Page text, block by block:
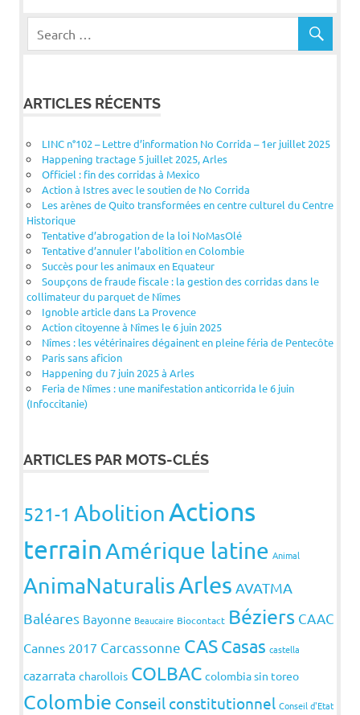
ARTICLES RÉCENTS
LINC n°102 – Lettre d’information No Corrida – 1er juillet 2025
Happening tractage 5 juillet 2025, Arles
Officiel : fin des corridas à Mexico
Action à Istres avec le soutien de No Corrida
Les arènes de Quito transformées en centre culturel du Centre
Historique
Tentative d’abrogation de la loi NoMasOlé
Tentative d’annuler l’abolition en Colombie
Succès pour les animaux en Equateur
Soupçons de fraude fiscale : la gestion des corridas dans le
collimateur du parquet de Nîmes
Ignoble article dans La Provence
Action citoyenne à Nîmes le 6 juin 2025
Nîmes : les vétérinaires dégainent en pleine féria de Pentecôte
Paris sans aficion
Happening du 7 juin 2025 à Arles
Feria de Nîmes : une manifestation anticorrida le 6 juin
(Infoccitanie)
ARTICLES PAR MOTS-CLÉS
521-1 Abolition Actions
terrainAmérique latine Animal
AnimaNaturalisArles AVATMA
Baléares Bayonne Beaucaire Biocontact Béziers CAAC
Cannes 2017 Carcassonne CASCasas castella
cazarrata charollois COLBAC colombia sin toreo
Colombie Conseil constitutionnel Conseil d'Etat